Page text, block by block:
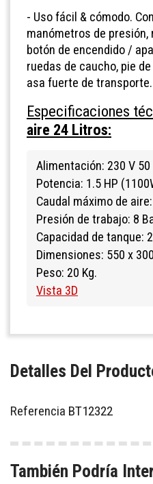
- Uso fácil & cómodo.
manómetros de presión,
botón de encendido /
ruedas de caucho, pie
asa fuerte de transporte.
Especificaciones
aire 24 Litros:
Alimentación: 230 V 50
Potencia: 1.5 HP
Caudal máximo de
Presión de trabajo: 8
Capacidad de tanque:
Dimensiones: 550 x
Peso: 20 Kg.
Vista 3D
Detalles Del
Referencia BT12322
También Podría